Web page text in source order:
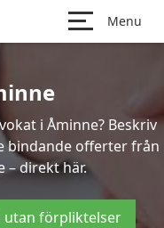
Menu
i Åminne? Beskriv
bindande offerter från
– direkt här.
utan förpliktelser